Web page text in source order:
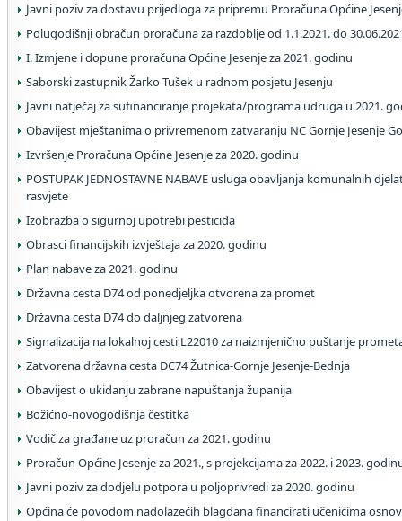
Javni poziv za dostavu prijedloga za pripremu Proračuna Općine
Polugodišnji obračun proračuna za razdoblje od 1.1.2021. do
I. Izmjene i dopune proračuna Općine Jesenje za 2021. godinu
Saborski zastupnik Žarko Tušek u radnom posjetu Jesenju
Javni natječaj za sufinanciranje projekata/programa udruga u 2021.
Obavijest mještanima o privremenom zatvaranju NC Gornje Jesenje
Izvršenje Proračuna Općine Jesenje za 2020. godinu
POSTUPAK JEDNOSTAVNE NABAVE usluga obavljanja komunalnih
rasvjete
Izobrazba o sigurnoj upotrebi pesticida
Obrasci financijskih izvještaja za 2020. godinu
Plan nabave za 2021. godinu
Državna cesta D74 od ponedjeljka otvorena za promet
Državna cesta D74 do daljnjeg zatvorena
Signalizacija na lokalnoj cesti L22010 za naizmjenično puštanje
Zatvorena državna cesta DC74 Žutnica-Gornje Jesenje-Bednja
Obavijest o ukidanju zabrane napuštanja županija
Božićno-novogodišnja čestitka
Vodič za građane uz proračun za 2021. godinu
Proračun Općine Jesenje za 2021., s projekcijama za 2022. i 2023.
Javni poziv za dodjelu potpora u poljoprivredi za 2020. godinu
Općina će povodom nadolazećih blagdana financirati učenicima